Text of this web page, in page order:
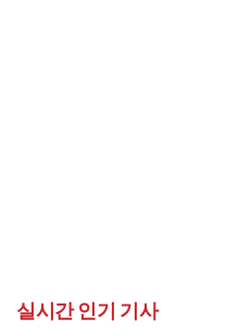
실시간 인기 기사